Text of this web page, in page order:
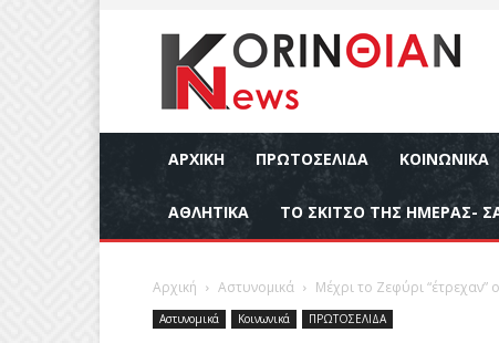
ΑΡΧΙΚΉ ΠΡΩΤΟΣΕΛΙΔΑ ΚΟΙΝΩΝΙΚΆ
ΑΘΛΗΤΙΚΆ ΤΟ ΣΚΙΤΣΟ ΤΗΣ ΗΜΕΡΑΣ-
Αρχική Αστυνομικά Μέχρι το Ζεφύρι “έτρεχαν”
Αστυνομικά Κοινωνικά ΠΡΩΤΟΣΕΛΙΔΑ